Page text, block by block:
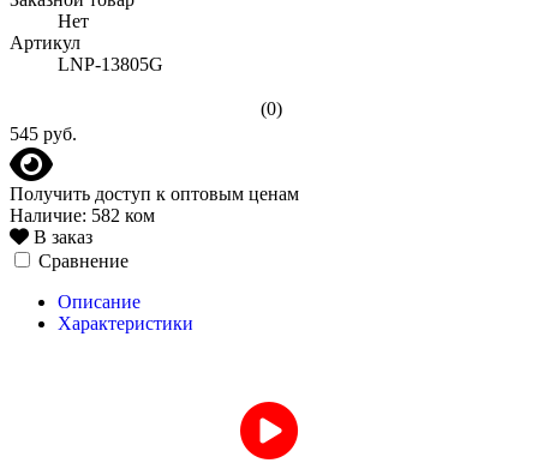
Нет
Артикул
LNP-13805G
(0)
545 руб.
Получить доступ к оптовым ценам
Наличие: 582 ком
В заказ
Сравнение
Описание
Характеристики